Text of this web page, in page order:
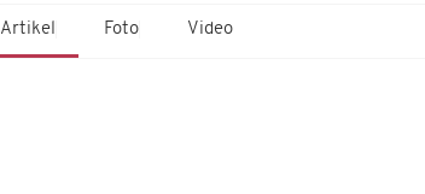
Artikel Foto Video